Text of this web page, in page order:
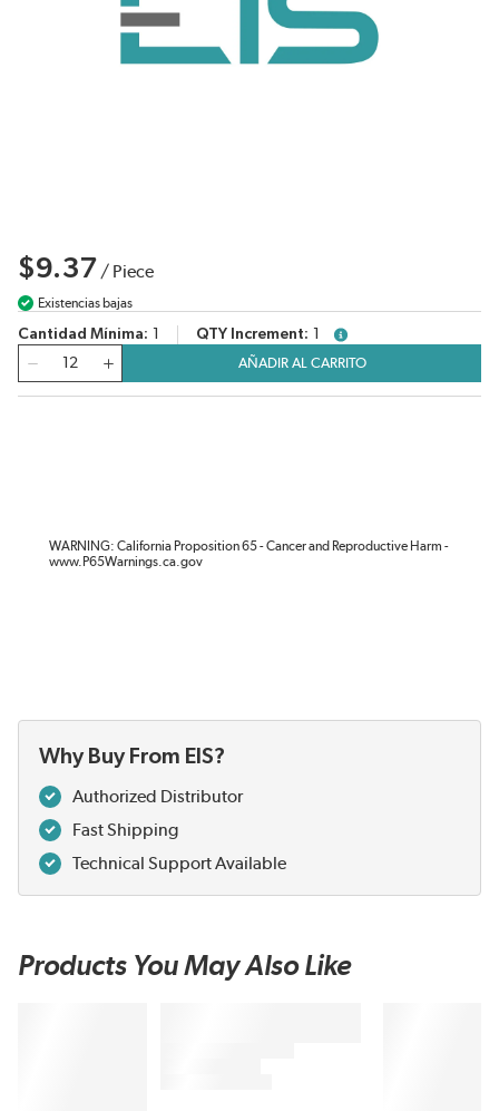
$9.37 / Piece
Existencias bajas
Cantidad Mínima QTY Increment
more info
Cantidad
AÑADIR AL CARRITO
WARNING: California Proposition 65 - Cancer and Reproductive Harm -
www.P65Warnings.ca.gov
Why Buy From EIS?
Authorized Distributor
Fast Shipping
Technical Support Available
Products You May Also Like